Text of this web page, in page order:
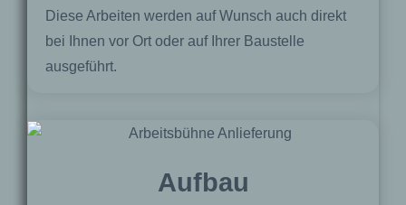
Diese Arbeiten werden auf Wunsch auch direkt
bei Ihnen vor Ort oder auf Ihrer Baustelle
ausgeführt.
Aufbau